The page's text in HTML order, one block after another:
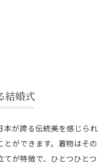
アクセサリー・髪飾り
プラス
き立てるコツ
めの準備
納得のスタイルに
結婚式
が誇る伝統美を感じられ
ができます。着物はその
が特徴で、ひとつひとつ